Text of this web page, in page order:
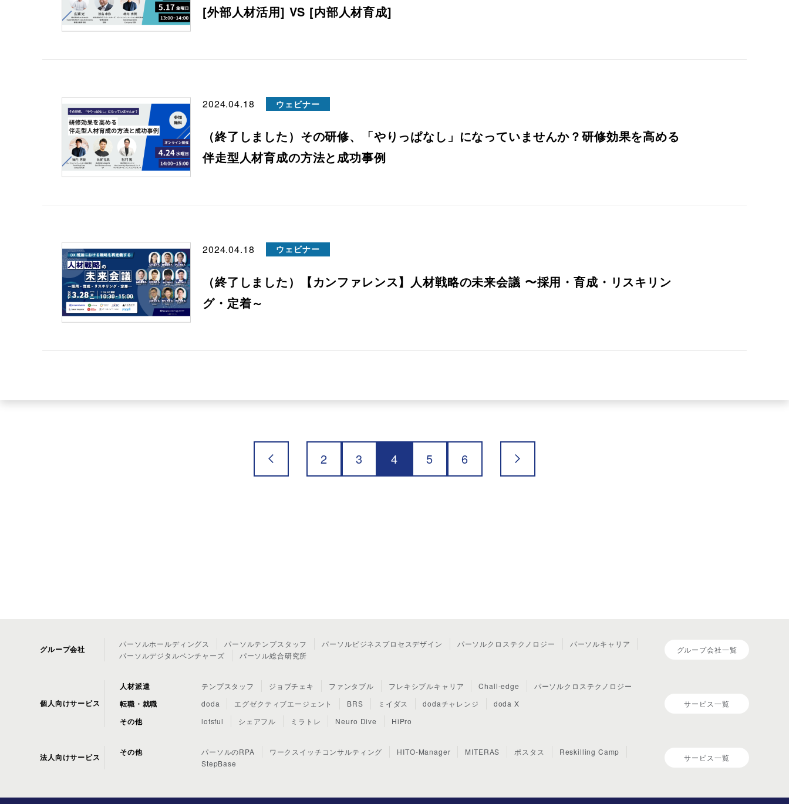
[外部人材活用] VS [内部人材育成]
2024.04.18 ウェビナー
（終了しました）その研修、「やりっぱなし」になっていませんか？研修効果を高める
伴走型人材育成の方法と成功事例
2024.04.18 ウェビナー
（終了しました）【カンファレンス】人材戦略の未来会議 〜採用・育成・リスキリン
グ・定着～
2 3 4 5 6
グループ会社
パーソルホールディングス パーソルテンプスタッフ パーソルビジネスプロセスデザイン パーソルクロステクノロジー
パーソルキャリア
パーソルデジタルベンチャーズ
パーソル総合研究所
グループ会社一覧
個人向けサービス
人材派遣 テンプスタッフ ジョブチェキ ファンタブル フレキシブルキャリア Chall-edge パーソルクロステクノロジー
転職・就職 doda エグゼクティブエージェント BRS ミイダス dodaチャレンジ doda X
その他 lotsful シェアフル ミラトレ Neuro Dive HiPro
サービス一覧
法人向けサービス
その他 パーソルのRPA ワークスイッチコンサルティング HITO-Manager MITERAS ポスタス
Reskilling Camp
StepBase
サービス一覧